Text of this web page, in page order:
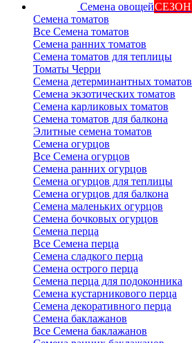
Семена овощейСЕЗОН
Семена томатов
Все Семена томатов
Семена ранних томатов
Семена томатов для теплицы
Томаты Черри
Семена детерминантных томатов
Семена экзотических томатов
Семена карликовых томатов
Семена томатов для балкона
Элитные семена томатов
Семена огурцов
Все Семена огурцов
Семена ранних огурцов
Семена огурцов для теплицы
Семена огурцов для балкона
Семена маленьких огурцов
Семена бочковых огурцов
Семена перца
Все Семена перца
Семена сладкого перца
Семена острого перца
Семена перца для подоконника
Семена кустарникового перца
Семена декоративного перца
Семена баклажанов
Все Семена баклажанов